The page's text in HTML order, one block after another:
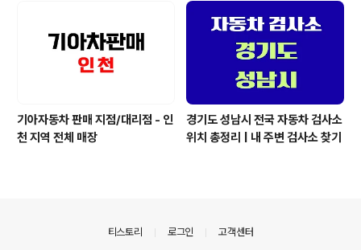
기아자동차 판매 지점/대리점 - 인
천 지역 전체 매장
경기도 성남시 전국 자동차 검사소
위치 총정리 | 내 주변 검사소 찾기
티스토리 로그인 고객센터